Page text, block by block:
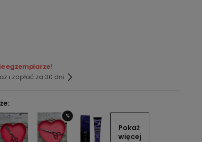
egzemplarze!
i zapłać za 30 dni
%
Pokaż
więcej